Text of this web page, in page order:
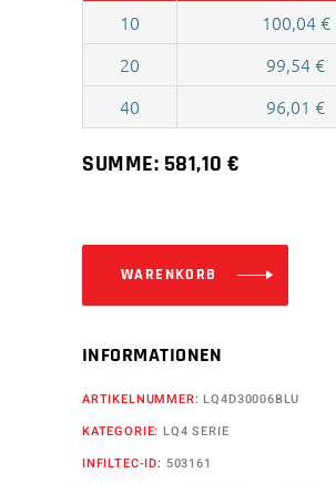
10
100,04€
20
99,54€
40
96,01 €
SUMME: 581,10 €
WARENKORB
INFORMATIONEN
ARTIKELNUMMER:LQ4D30006BLU
KATEGORIE:LQ4 SERIE
INFILTEC-ID: 503161